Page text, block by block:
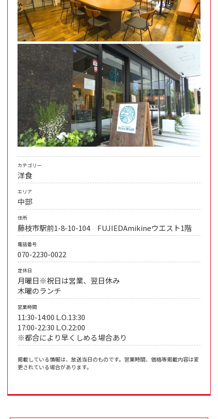
カテゴリー
洋食
エリア
中部
住所
藤枝市駅前1-8-10-104 FUJIEDAmikineウエスト1階
電話番号
070-2230-0022
定休日
月曜日※祝日は営業、翌日休み
木曜のランチ
営業時間
11:30-14:00 L.O.13:30
17:00-22:30 L.O.22:00
※都合により早くしめる場合あり
掲載している情報は、放送当日のものです。営業時間、価格等掲載内容は変
更されている場合があります。